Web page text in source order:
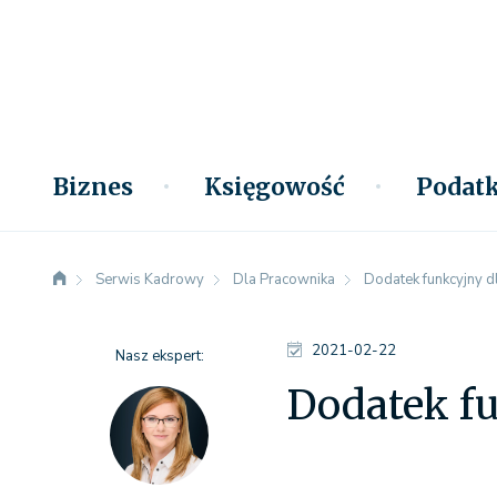
Biznes Księgowość
Serwis Kadrowy Dla Pracownika Dodatek funkcyjny
2021-02-22
Dodatek
Nasz ekspert: